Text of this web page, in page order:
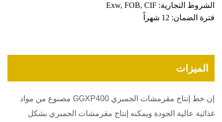
الشروط التجارية: Exw, FOB, CIF
فترة الضمان: 12 شهراً
الميزات
إن خط إنتاج مقرمشات الجمبري GGXP400 مصنوع من مواد
غذائية عالية الجودة ويمكنه إنتاج مقرمشات الجمبري بشكل